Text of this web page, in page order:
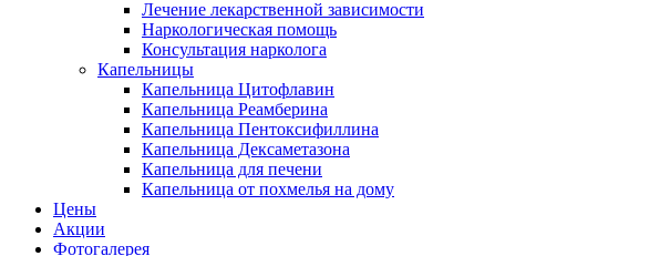
Лечение лекарственной зависимости
Наркологическая помощь
Консультация нарколога
Капельницы
Капельница Цитофлавин
Капельница Реамберина
Капельница Пентоксифиллина
Капельница Дексаметазона
Капельница для печени
Капельница от похмелья на дому
Цены
Акции
Фотогалерея